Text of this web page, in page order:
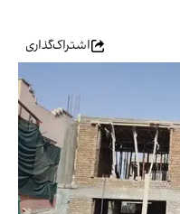
اشتراک‌گذاری